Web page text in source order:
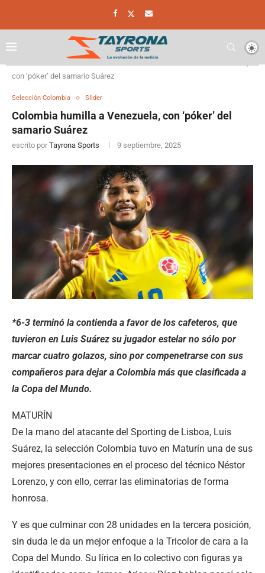
con ‘póker’ del samario Suárez
Selección Colombia Slider
Colombia humilla a Venezuela, con ‘póker’ del
samario Suárez
escrito por Tayrona Sports 9 septiembre, 2025
*6-3 terminó la contienda a favor de los cafeteros, que
tuvieron en Luis Suárez su jugador estelar no sólo por
marcar cuatro golazos, sino por compenetrarse con sus
compañeros para dejar a Colombia más que clasificada a
la Copa del Mundo.
MATURÍN
De la mano del atacante del Sporting de Lisboa, Luis
Suárez, la selección Colombia tuvo en Maturín una de sus
mejores presentaciones en el proceso del técnico Néstor
Lorenzo, y con ello, cerrar las eliminatorias de forma
honrosa.
Y es que culminar con 28 unidades en la tercera posición,
sin duda le da un mejor enfoque a la Tricolor de cara a la
Copa del Mundo. Su lírica en lo colectivo con figuras ya